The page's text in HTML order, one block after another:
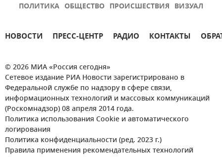
ПОЛИТИКА ОБЩЕСТВО ПРОИСШЕСТВИЯ ВИЗУАЛ
НОВОСТИ ПРЕСС-ЦЕНТР РАДИО КОНТАКТЫ
© 2026 МИА «Россия сегодня»
Сетевое издание РИА Новости зарегистрировано в
Федеральной службе по надзору в сфере связи,
информационных технологий и массовых коммуникаций
(Роскомнадзор) 08 апреля 2014 года.
Политика использования Cookie и автоматического
логирования
Политика конфиденциальности (ред. 2023 г.)
Правила применения рекомендательных технологий